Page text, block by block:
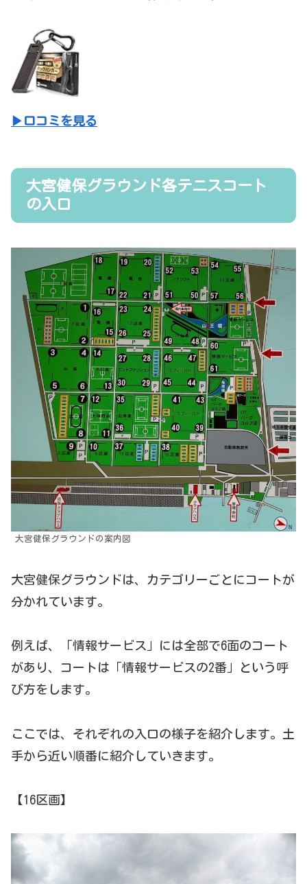
▶口コミを見る
大宮健保グラウンド各テニスコート
の入口
大宮健保グラウンドの案内図
大宮健保グラウンドは、カテゴリーごとにコートが
分かれています。
例えば、「情報サービス」には全部で6面のコート
があり、コートは「情報サービスの2番」という呼
び方をします。
ここでは、それぞれの入口の様子を紹介します。土
手から近い順番に紹介していきます。
【16区画】